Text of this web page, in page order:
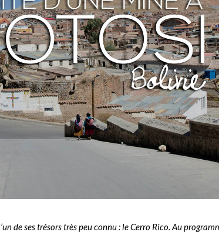
de ses trésors très peu connu : le Cerro Rico. Au